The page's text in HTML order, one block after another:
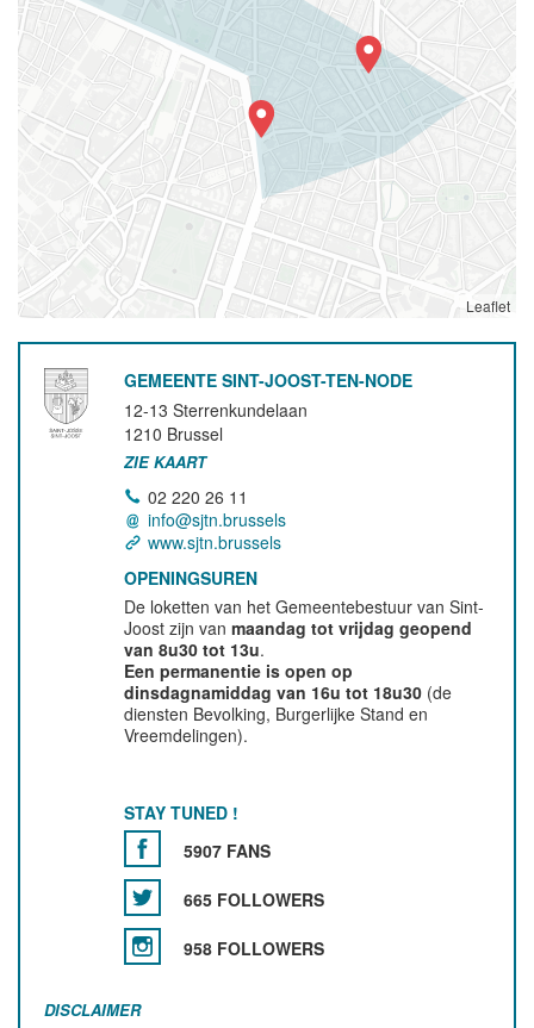
Leaflet
GEMEENTE SINT-JOOST-TEN-NODE
12-13 Sterrenkundelaan
1210 Brussel
ZIE KAART
02 220 26 11
info@sjtn.brussels
www.sjtn.brussels
OPENINGSUREN
De loketten van het Gemeentebestuur van Sint-
Joost zijn vanmaandag tot vrijdag geopend
van 8u30 tot 13u.
Een permanentie is open op
dinsdagnamiddag van 16u tot 18u30 (de
diensten Bevolking, Burgerlijke Stand en
Vreemdelingen).
STAY TUNED !
5907 FANS
665 FOLLOWERS
958 FOLLOWERS
DISCLAIMER